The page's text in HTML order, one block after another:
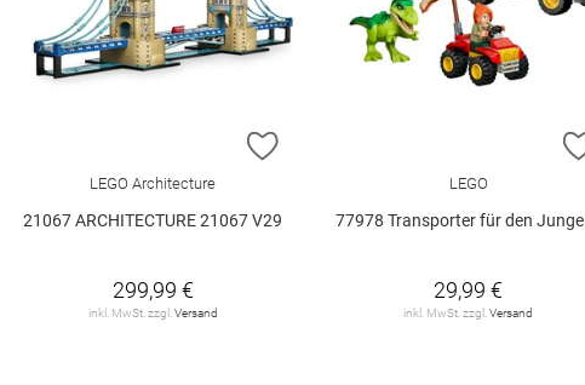
ZUR WUNSCHLISTE HINZUFÜGEN
LEGO Architecture
21067 ARCHITECTURE 21067 V29
299,99 €
inkl. MwSt. zzgl. Versand
LEGO
77978 Transporter für den Jungen T.. V29
29,99 €
inkl. MwSt. zzgl.Versand